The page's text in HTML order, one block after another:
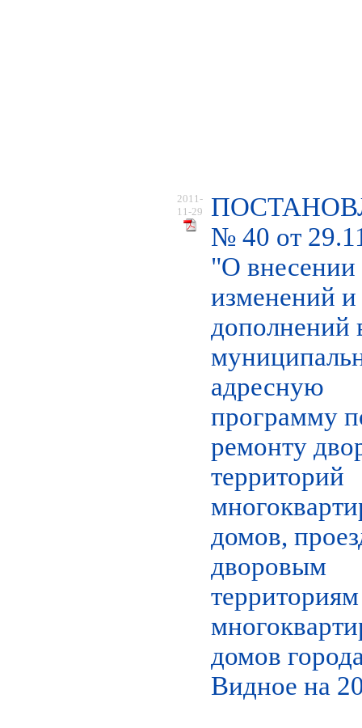
2011-
11-29
№ 40 от
"О внесении
изменений и
дополнений
адресную
программу
ремонту
территорий
домов,
дворовым
территориям
домов
Видное на